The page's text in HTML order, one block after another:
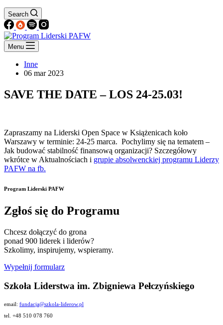
Search
Menu
Inne
06 mar 2023
SAVE THE DATE – LOS 24-25.03!
Zapraszamy na Liderski Open Space w Książenicach koło
Warszawy w terminie: 24-25 marca. Pochylimy się na tematem –
Jak budować stabilność finansową organizacji? Szczegółowy
wkrótce w Aktualnościach i grupie absolwenckiej programu Liderzy
PAFW na fb.
Program Liderski PAFW
Zgłoś się do Programu
Chcesz dołączyć do grona
ponad 900 liderek i liderów?
Szkolimy, inspirujemy, wspieramy.
Wypełnij formularz
Szkoła Liderstwa im. Zbigniewa Pełczyńskiego
email: fundacja@szkola-liderow.pl
tel. +48 510 078 760